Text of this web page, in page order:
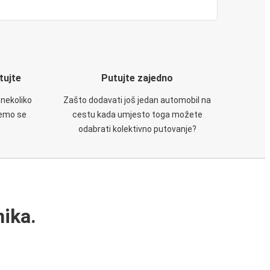
se
Putujte zajedno
Zašto dodavati još jedan automobil na
cestu kada umjesto toga možete
odabrati kolektivno putovanje?